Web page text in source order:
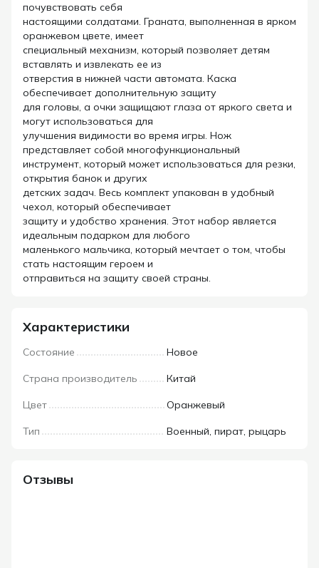
почувствовать себя
настоящими солдатами. Граната, выполненная в ярком
оранжевом цвете, имеет
специальный механизм, который позволяет детям
вставлять и извлекать ее из
отверстия в нижней части автомата. Каска
обеспечивает дополнительную защиту
для головы, а очки защищают глаза от яркого света и
могут использоваться для
улучшения видимости во время игры. Нож
представляет собой многофункциональный
инструмент, который может использоваться для резки,
открытия банок и других
детских задач. Весь комплект упакован в удобный
чехол, который обеспечивает
защиту и удобство хранения. Этот набор является
идеальным подарком для любого
маленького мальчика, который мечтает о том, чтобы
стать настоящим героем и
отправиться на защиту своей страны.
Характеристики
Состояние Новое
Страна производитель Китай
Цвет Оранжевый
Тип Военный, пират, рыцарь
Отзывы